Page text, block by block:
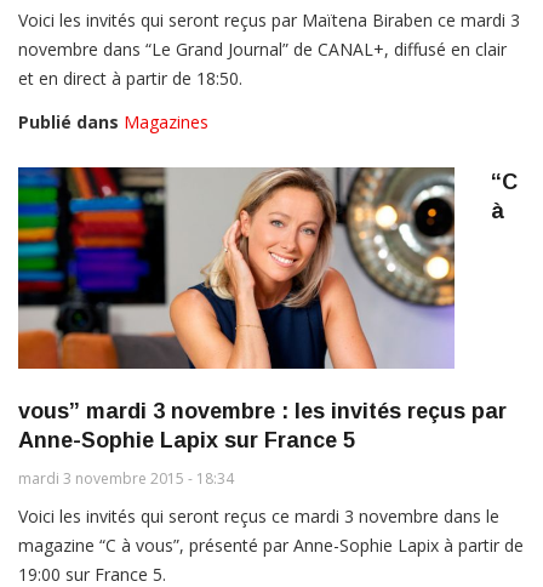
Voici les invités qui seront reçus par Maïtena Biraben ce mardi 3
novembre dans “Le Grand Journal” de CANAL+, diffusé en clair
et en direct à partir de 18:50.
Publié dans Magazines
“C
à
vous” mardi 3 novembre : les invités reçus par
Anne-Sophie Lapix sur France 5
mardi 3 novembre 2015 - 18:34
Voici les invités qui seront reçus ce mardi 3 novembre dans le
magazine “C à vous”, présenté par Anne-Sophie Lapix à partir de
19:00 sur France 5.